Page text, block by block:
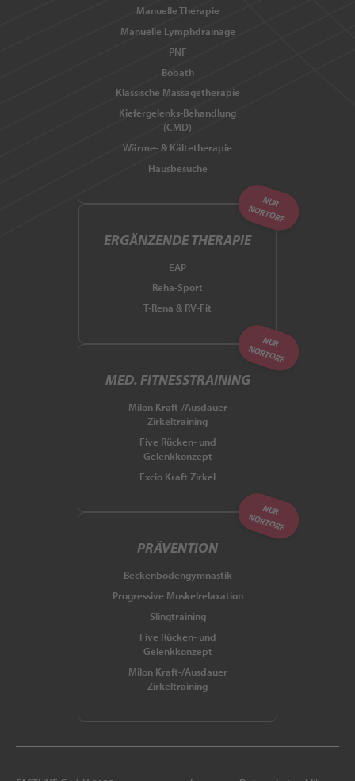
Manuelle Therapie
Manuelle Lymphdrainage
PNF
Bobath
Klassische Massagetherapie
Kiefergelenks-Behandlung
(CMD)
Wärme- & Kältetherapie
Hausbesuche
ERGÄNZENDE THERAPIE
EAP
Reha-Sport
T-Rena & RV-Fit
NUR
NORTORF
MED. FITNESSTRAINING
Milon Kraft-/Ausdauer
Zirkeltraining
Five Rücken- und
Gelenkkonzept
Excio Kraft Zirkel
NUR
NORTORF
PRÄVENTION
Beckenbodengymnastik
Progressive Muskelrelaxation
Slingtraining
Five Rücken- und
Gelenkkonzept
Milon Kraft-/Ausdauer
Zirkeltraining
NUR
NORTORF